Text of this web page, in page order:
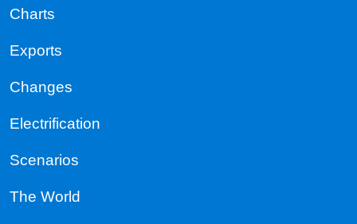
Charts
Exports
Changes
Electrification
Scenarios
The World